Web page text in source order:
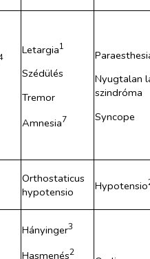
Letargia1
Szédülés
Tremor
Amnesia7
Nyugtalan
szindróma
Syncope
Orthostaticus
hypotensio
Hypotensio
Hányinger3
Hasmenés2